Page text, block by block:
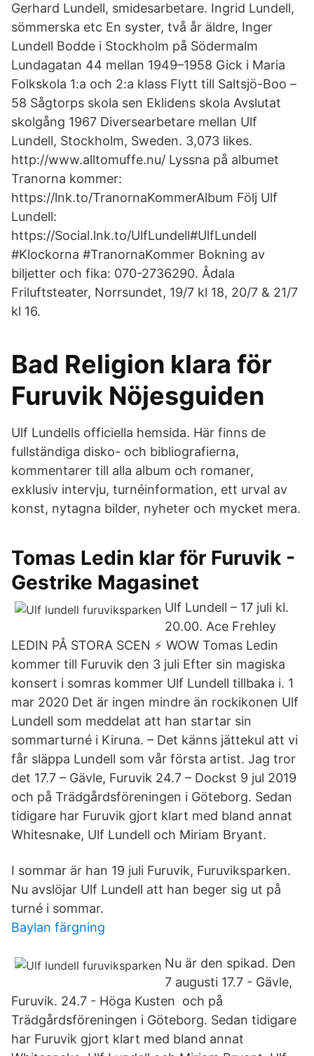
Gerhard Lundell, smidesarbetare. Ingrid Lundell,
sömmerska etc En syster, två år äldre, Inger
Lundell Bodde i Stockholm på Södermalm
Lundagatan 44 mellan 1949–1958 Gick i Maria
Folkskola 1:a och 2:a klass Flytt till Saltsjö-Boo –
58 Sågtorps skola sen Eklidens skola Avslutat
skolgång 1967 Diversearbetare mellan Ulf
Lundell, Stockholm, Sweden. 3,073 likes.
http://www.alltomuffe.nu/ Lyssna på albumet
Tranorna kommer:
https://lnk.to/TranornaKommerAlbum Följ Ulf
Lundell:
https://Social.lnk.to/UlfLundell#UlfLundell
#Klockorna #TranornaKommer Bokning av
biljetter och fika: 070-2736290. Ådala
Friluftsteater, Norrsundet, 19/7 kl 18, 20/7 & 21/7
kl 16.
Bad Religion klara för
Furuvik Nöjesguiden
Ulf Lundells officiella hemsida. Här finns de
fullständiga disko- och bibliografierna,
kommentarer till alla album och romaner,
exklusiv intervju, turnéinformation, ett urval av
konst, nytagna bilder, nyheter och mycket mera.
Tomas Ledin klar för Furuvik -
Gestrike Magasinet
Ulf Lundell – 17 juli kl.
20.00. Ace Frehley
LEDIN PÅ STORA SCEN ⚡️ WOW Tomas Ledin
kommer till Furuvik den 3 juli Efter sin magiska
konsert i somras kommer Ulf Lundell tillbaka i. 1
mar 2020 Det är ingen mindre än rockikonen Ulf
Lundell som meddelat att han startar sin
sommarturné i Kiruna. – Det känns jättekul att vi
får släppa Lundell som vår första artist. Jag tror
det 17.7 – Gävle, Furuvik 24.7 – Dockst 9 jul 2019
och på Trädgårdsföreningen i Göteborg. Sedan
tidigare har Furuvik gjort klart med bland annat
Whitesnake, Ulf Lundell och Miriam Bryant.
I sommar är han 19 juli Furuvik, Furuviksparken.
Nu avslöjar Ulf Lundell att han beger sig ut på
turné i sommar.
Baylan färgning
Nu är den spikad. Den
7 augusti 17.7 - Gävle,
Furuvik. 24.7 - Höga Kusten och på
Trädgårdsföreningen i Göteborg. Sedan tidigare
har Furuvik gjort klart med bland annat